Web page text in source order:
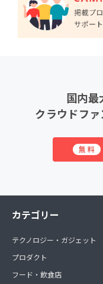
国内最
クラウドフ
無料
カテゴリー
テクノロジー・ガジェット
プロダクト
フード・飲食店